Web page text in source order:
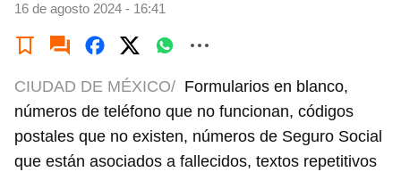
16 de agosto 2024 - 16:41
CIUDAD DE MÉXICO/ Formularios en blanco,
números de teléfono que no funcionan, códigos
postales que no existen, números de Seguro Social
que están asociados a fallecidos, textos repetitivos